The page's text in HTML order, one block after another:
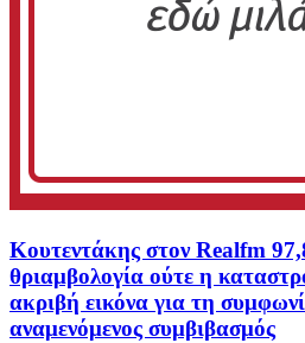
Κουτεντάκης στον Realfm
θριαμβολογία ούτε η
ακριβή εικόνα για τη
αναμενόμενος συμβιβασμός